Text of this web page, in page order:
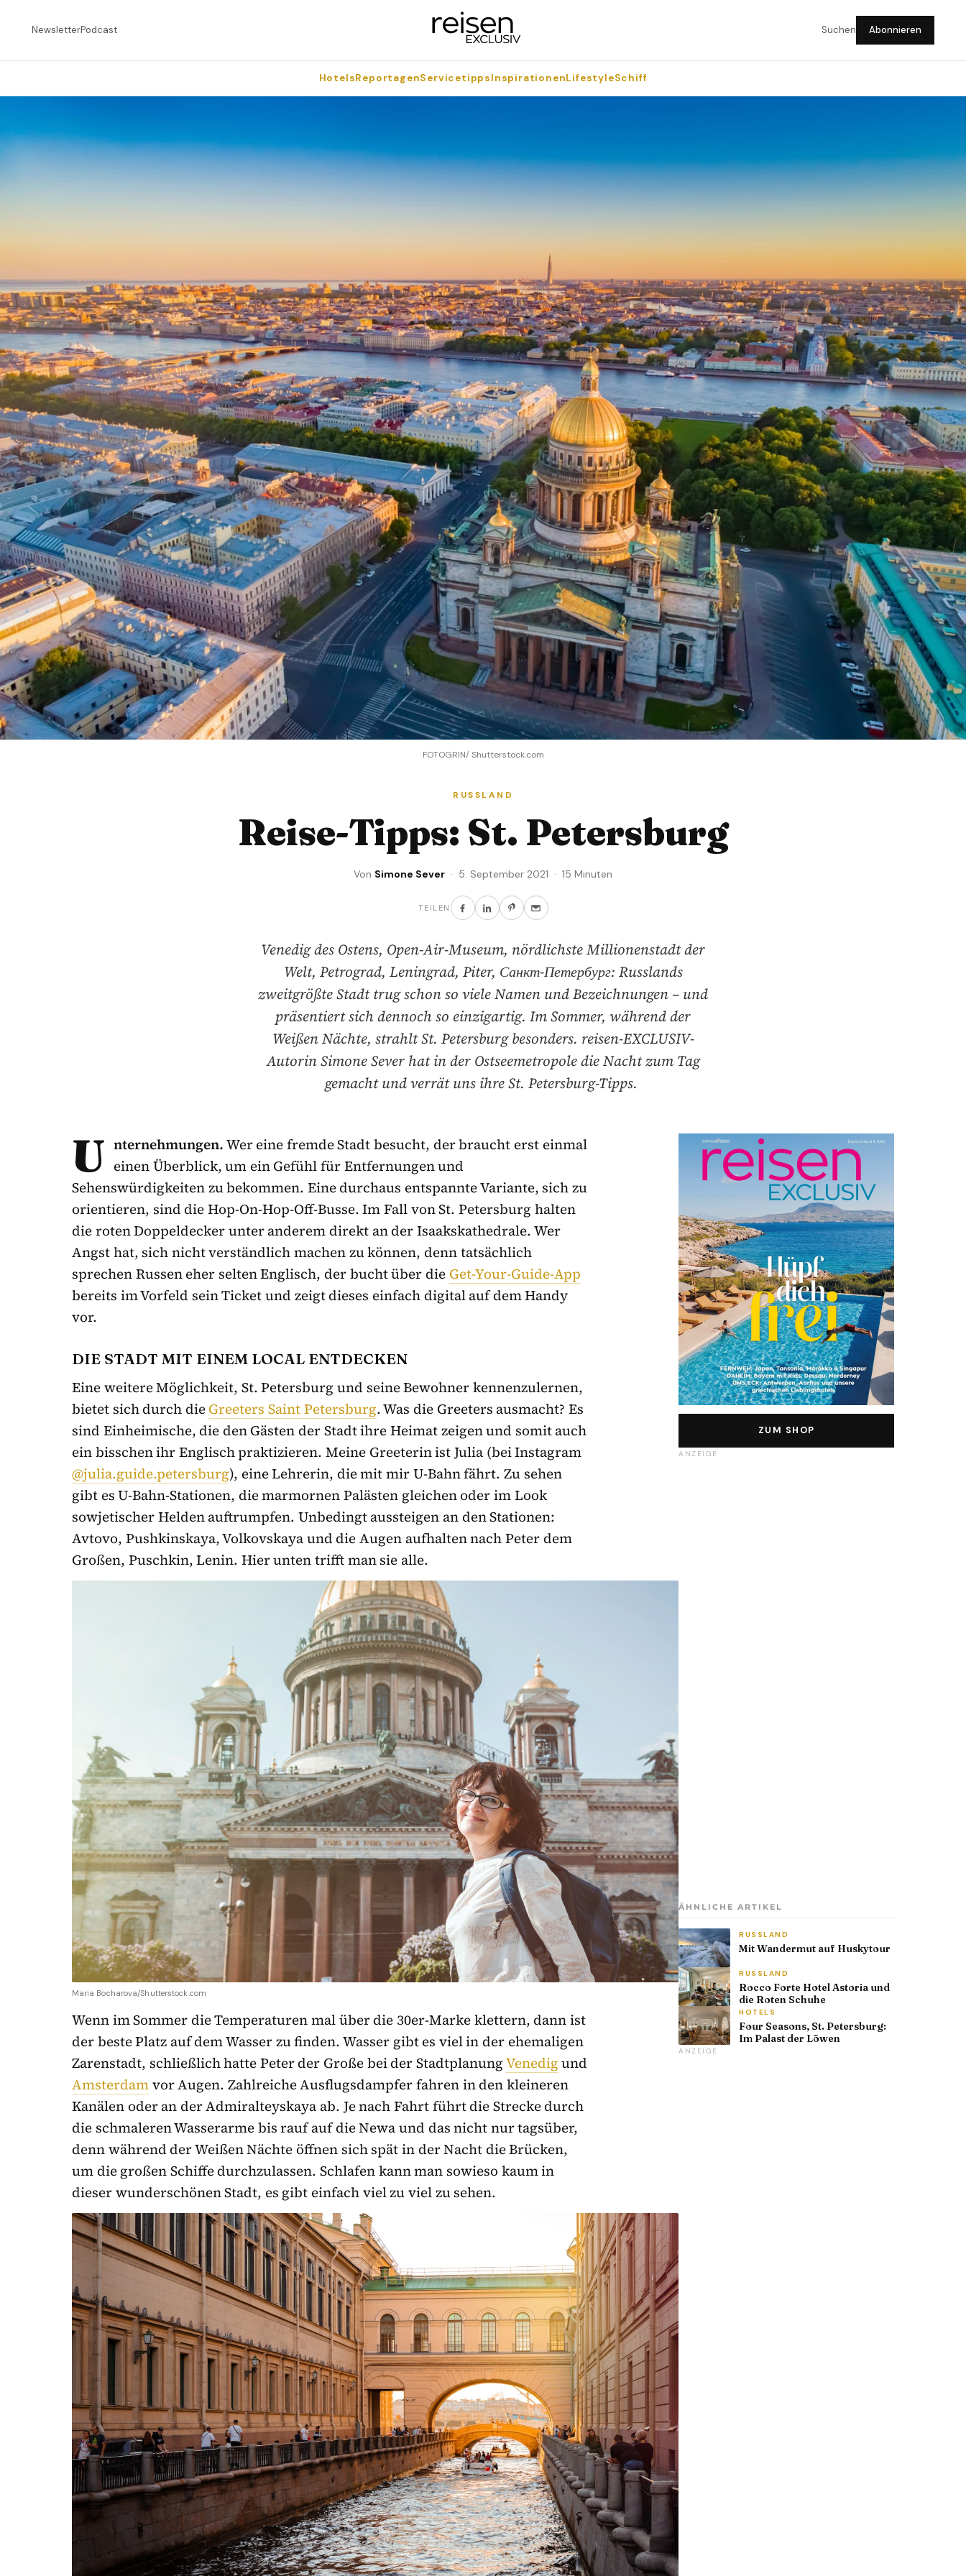
NewsletterPodcast Suchen Abonnieren
HotelsReportagenServicetippsInspirationenLifestyleSchiff
FOTOGRIN/ Shutterstock.com
RUSSLAND
Reise-Tipps: St. Petersburg
Von Simone Sever · 5. September 2021 · 15 Minuten
TEILEN
Venedig des Ostens, Open-Air-Museum, nördlichste Millionenstadt der
Welt, Petrograd, Leningrad, Piter, Санкт-Петербург: Russlands
zweitgrößte Stadt trug schon so viele Namen und Bezeichnungen – und
präsentiert sich dennoch so einzigartig. Im Sommer, während der
Weißen Nächte, strahlt St. Petersburg besonders. reisen-EXCLUSIV-
Autorin Simone Sever hat in der Ostseemetropole die Nacht zum Tag
gemacht und verrät uns ihre St. Petersburg-Tipps.
U nternehmungen.Wer eine fremde Stadt besucht, der braucht erst einmal
einen Überblick, um ein Gefühl für Entfernungen und
Sehenswürdigkeiten zu bekommen. Eine durchaus entspannte Variante, sich zu
orientieren, sind die Hop-On-Hop-Off-Busse. Im Fall von St. Petersburg halten
die roten Doppeldecker unter anderem direkt an der Isaakskathedrale. Wer
Angst hat, sich nicht verständlich machen zu können, denn tatsächlich
sprechen Russen eher selten Englisch, der bucht über die Get-Your-Guide-App
bereits im Vorfeld sein Ticket und zeigt dieses einfach digital auf dem Handy
vor.
DIE STADT MIT EINEM LOCAL ENTDECKEN
Eine weitere Möglichkeit, St. Petersburg und seine Bewohner kennenzulernen,
bietet sich durch dieGreeters Saint Petersburg. Was die Greeters ausmacht? Es
sind Einheimische, die den Gästen der Stadt ihre Heimat zeigen und somit auch
ein bisschen ihr Englisch praktizieren. Meine Greeterin ist Julia (bei Instagram
@julia.guide.petersburg), eine Lehrerin, die mit mir U-Bahn fährt. Zu sehen
gibt es U-Bahn-Stationen, die marmornen Palästen gleichen oder im Look
sowjetischer Helden auftrumpfen. Unbedingt aussteigen an den Stationen:
Avtovo, Pushkinskaya, Volkovskaya und die Augen aufhalten nach Peter dem
Großen, Puschkin, Lenin. Hier unten trifft man sie alle.
Maria Bocharova/Shutterstock.com
Wenn im Sommer die Temperaturen mal über die 30er-Marke klettern, dann ist
der beste Platz auf dem Wasser zu finden. Wasser gibt es viel in der ehemaligen
Zarenstadt, schließlich hatte Peter der Große bei der StadtplanungVenedigund
Amsterdamvor Augen. Zahlreiche Ausflugsdampfer fahren in den kleineren
Kanälen oder an der Admiralteyskaya ab. Je nach Fahrt führt die Strecke durch
die schmaleren Wasserarme bis rauf auf die Newa und das nicht nur tagsüber,
denn während der Weißen Nächte öffnen sich spät in der Nacht die Brücken,
um die großen Schiffe durchzulassen. Schlafen kann man sowieso kaum in
dieser wunderschönen Stadt, es gibt einfach viel zu viel zu sehen.
ZUM SHOP
ANZEIGE
ÄHNLICHE ARTIKEL
RUSSLAND
Mit Wandermut auf Huskytour
RUSSLAND
Rocco Forte Hotel Astoria und
die Roten Schuhe
HOTELS
Four Seasons, St. Petersburg:
Im Palast der Löwen
ANZEIGE